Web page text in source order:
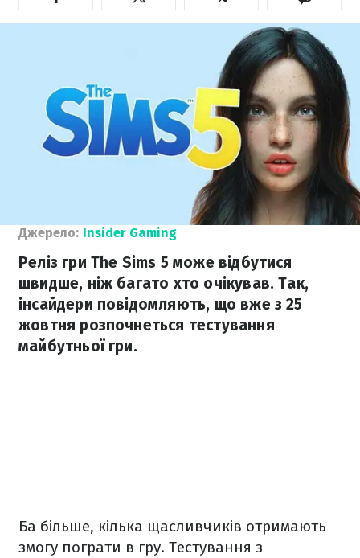
Джерело: Insider Gaming
Реліз гри The Sims 5 може відбутися
швидше, ніж багато хто очікував. Так,
інсайдери повідомляють, що вже з 25
жовтня розпочнеться тестування
майбутньої гри.
Ба більше, кілька щасливчиків отримають
змогу пограти в гру. Тестування з